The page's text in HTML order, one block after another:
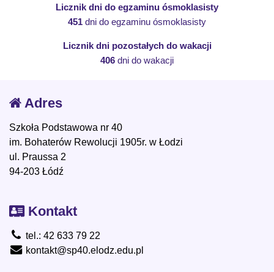
Licznik dni do egzaminu ósmoklasisty
451 dni do egzaminu ósmoklasisty
Licznik dni pozostałych do wakacji
406 dni do wakacji
Adres
Szkoła Podstawowa nr 40
im. Bohaterów Rewolucji 1905r. w Łodzi
ul. Praussa 2
94-203 Łódź
Kontakt
tel.: 42 633 79 22
kontakt@sp40.elodz.edu.pl